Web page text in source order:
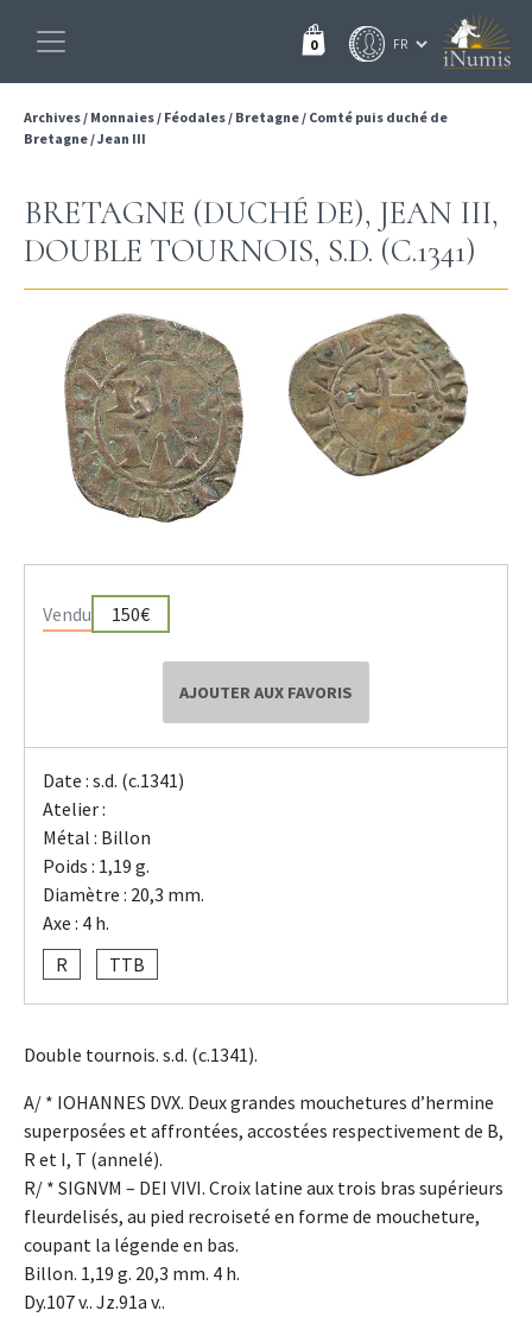
0
Archives/ Monnaies/ Féodales/ Bretagne/ Comté puis duché de
Bretagne/Jean III
BRETAGNE (DUCHÉ DE), JEAN III,
DOUBLE TOURNOIS, S.D. (C.1341)
Vendu 150€
AJOUTER AUX FAVORIS
Date : s.d. (c.1341)
Atelier :
Métal : Billon
Poids : 1,19 g.
Diamètre : 20,3 mm.
Axe : 4 h.
R
TTB
Double tournois. s.d. (c.1341).
A/ * IOHANNES DVX. Deux grandes mouchetures d’hermine
superposées et affrontées, accostées respectivement de B,
R et I, T (annelé).
R/ * SIGNVM – DEI VIVI. Croix latine aux trois bras supérieurs
fleurdelisés, au pied recroiseté en forme de moucheture,
coupant la légende en bas.
Billon. 1,19 g. 20,3 mm. 4 h.
Dy.107 v.. Jz.91a v..